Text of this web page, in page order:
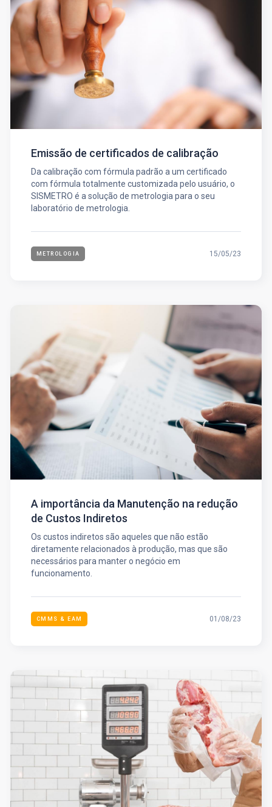
Emissão de certificados de calibração
Da calibração com fórmula padrão a um certificado
com fórmula totalmente customizada pelo usuário, o
SISMETRO é a solução de metrologia para o seu
laboratório de metrologia.
METROLOGIA 15/05/23
A importância da Manutenção na redução
de Custos Indiretos
Os custos indiretos são aqueles que não estão
diretamente relacionados à produção, mas que são
necessários para manter o negócio em
funcionamento.
CMMS & EAM 01/08/23